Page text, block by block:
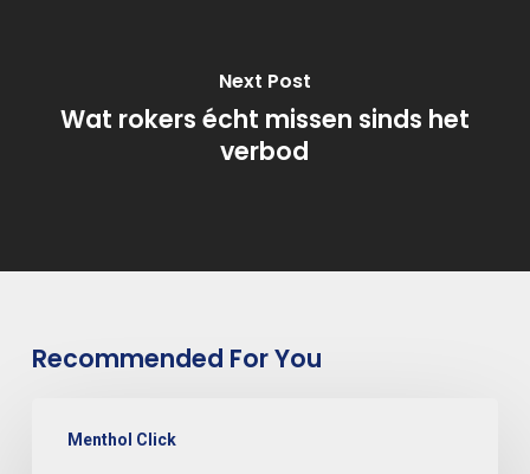
Next Post
Wat rokers écht missen sinds het
verbod
Recommended For You
Menthol Click